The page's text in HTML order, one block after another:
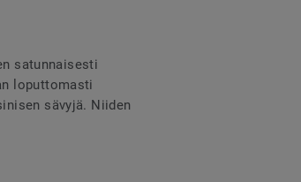
satunnaisesti
loputtomasti
sävyjä. Niiden